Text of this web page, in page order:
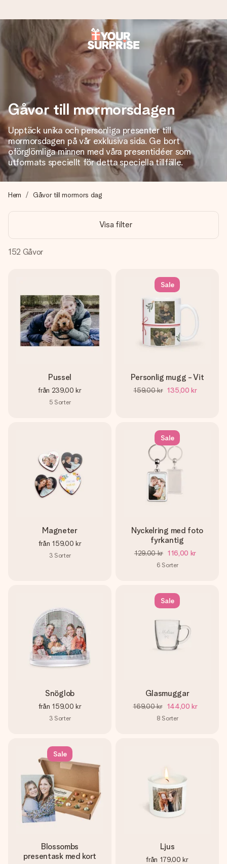
Beställ idag, skickas inom 1 arbetsdag
Vi skapar din gåva med omsorg och skickar den blixtsnabbt
– så att du kan ge den i precis rätt tid, när det betyder som
mest.
4,6 (baserat på +15 000 recensioner)
Våra gåvor inspirerar. Kunder ger oss 4,6 på Google
Reviews.
Skapa något unikt med bara några få steg – med hennes
namn, ditt foto eller ett meddelande som verkligen berör
hennes hjärta. Inget krångel, bara med all kärlek för stunden.
Gåvor till mormorsdagen
Upptäck unika och personliga presenter till
mormorsdagen på vår exklusiva sida. Ge bort
oförglömliga minnen med våra presentidéer som
utformats speciellt för detta speciella tillfälle.
Hem Gåvor till mormors dag
Visa filter
152 Gåvor
Pussel
från 239,00 kr
5 Sorter
Sale
Personlig mugg - Vit
159,00 kr 135,00 kr
Magneter
från 159,00 kr
3 Sorter
Sale
Nyckelring med foto
fyrkantig
129,00 kr 116,00 kr
6 Sorter
Snöglob
från 159,00 kr
3 Sorter
Sale
Glasmuggar
169,00 kr 144,00 kr
8 Sorter
Sale
Blossombs
presentask med kort
Ljus
från 179,00 kr